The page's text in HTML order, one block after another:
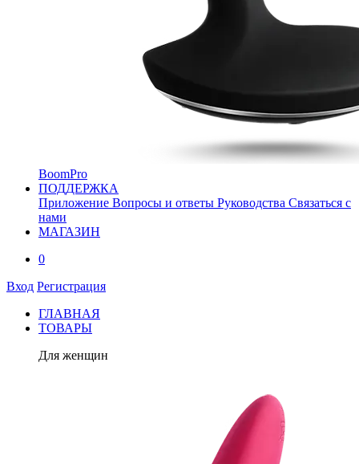
BoomPro
ПОДДЕРЖКА
Приложение Вопросы и ответы Руководства Связаться с
нами
МАГАЗИН
0
Вход Регистрация
ГЛАВНАЯ
ТОВАРЫ
Для женщин